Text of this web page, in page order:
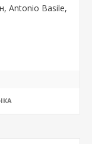
Antonio Basile,